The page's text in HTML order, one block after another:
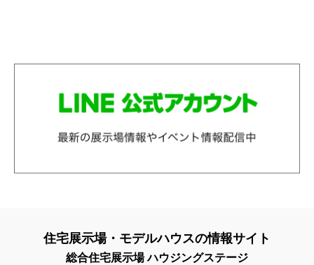
住宅展示場・モデルハウスの情報サイト
総合住宅展示場 ハウジングステージ